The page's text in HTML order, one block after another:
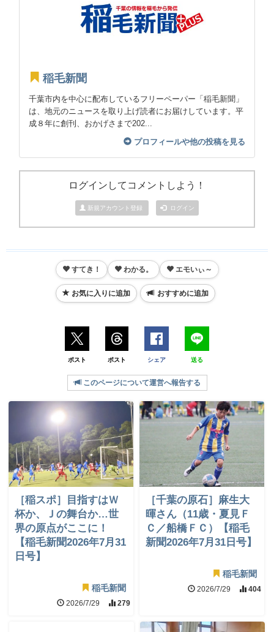
稲毛新聞
千葉市内を中心に配布しているフリーペーパー「稲毛新聞」
は、地元のニュースを取り上げ読者にお届けしています。平
成８年に創刊、おかげさまで202...
プロフィールや他の投稿を見る
ログインしてコメントしよう！
新規アカウント登録 ログイン
すてき！ わかる。 エモいぃ～
お気に入りに追加 おすすめに追加
ポスト ポスト シェア 送る
このページについて運営へ報告する
［稲スポ］目指すはＷ
杯か、Ｊの舞台か…世
界の原点がここに！
【稲毛新聞2026年7月31
日号】
稲毛新聞
2026/7/29 279
［千葉の原石］麻生大
暉さん（11歳・夏見Ｆ
Ｃ／船橋ＦＣ）【稲毛
新聞2026年7月31日号】
稲毛新聞
2026/7/29 404